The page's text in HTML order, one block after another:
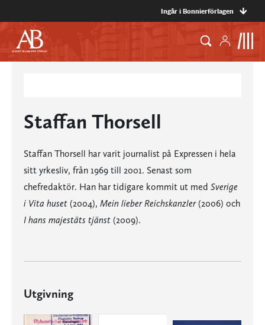
Ingår i Bonnierförlagen
Staffan Thorsell
Staffan Thorsell har varit journalist på Expressen i hela
sitt yrkesliv, från 1969 till 2001. Senast som
chefredaktör. Han har tidigare kommit ut med Sverige
i Vita huset (2004), Mein lieber Reichskanzler(2006) och
I hans majestäts tjänst (2009).
Utgivning